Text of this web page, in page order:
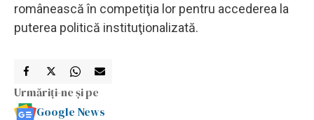
românească în competiţia lor pentru accederea la
puterea politică instituţionalizată.
Urmăriți-ne și pe
Google News